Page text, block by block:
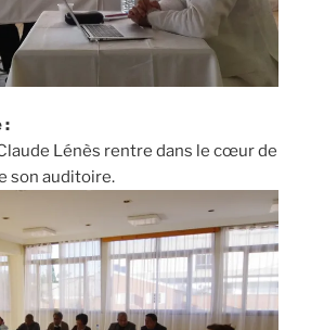
:
Lénès rentre dans le cœur de
son auditoire.